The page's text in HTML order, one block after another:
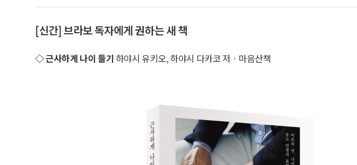
[신간] 브라보 독자에게 권하는 새 책
◇ 근사하게 나이 들기 하야시 유키오, 하야시 다카코 저ㆍ마음산책